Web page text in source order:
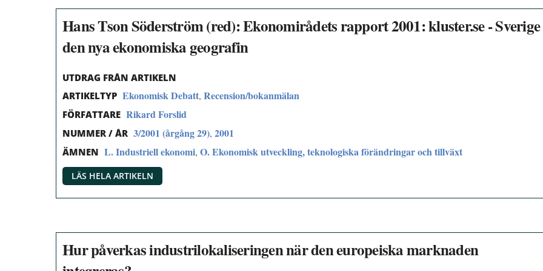
Hans Tson Söderström (red): Ekonomirådets rapport 2001: kluster.se -
den nya ekonomiska geografin
UTDRAG FRÅN ARTIKELN
ARTIKELTYP Ekonomisk Debatt, Recension/bokanmälan
FÖRFATTARE Rikard Forslid
NUMMER / ÅR 3/2001 (årgång 29), 2001
ÄMNEN L. Industriell ekonomi, O. Ekonomisk utveckling, teknologiska förändringar och tillväxt
LÄS HELA ARTIKELN
Hur påverkas industrilokaliseringen när den europeiska marknaden